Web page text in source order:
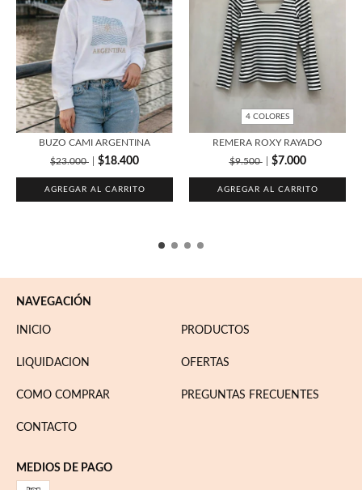
BUZO CAMI ARGENTINA
$23.000
$18.400
AGREGAR AL CARRITO
4 COLORES
REMERA ROXY RAYADO
$9.500
$7.000
AGREGAR AL CARRITO
NAVEGACIÓN
INICIO PRODUCTOS
LIQUIDACION OFERTAS
COMO COMPRAR PREGUNTAS FRECUENTES
CONTACTO
MEDIOS DE PAGO